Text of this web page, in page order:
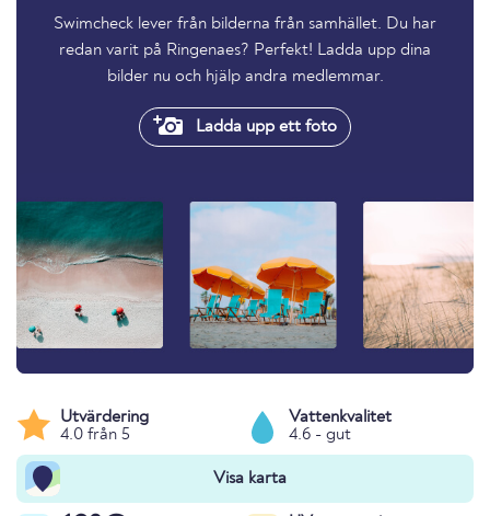
Swimcheck lever från bilderna från samhället. Du har
redan varit på Ringenaes? Perfekt! Ladda upp dina
bilder nu och hjälp andra medlemmar.
Ladda upp ett foto
Utvärdering
4.0 från 5
Vattenkvalitet
4.6 - gut
Visa karta